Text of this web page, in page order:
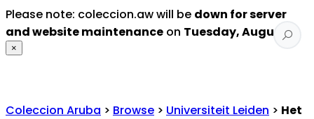
Please note: coleccion.aw will be down for server
and website maintenance on Tuesday, August 4
×
Coleccion Aruba > Browse > Universiteit Leiden > Het